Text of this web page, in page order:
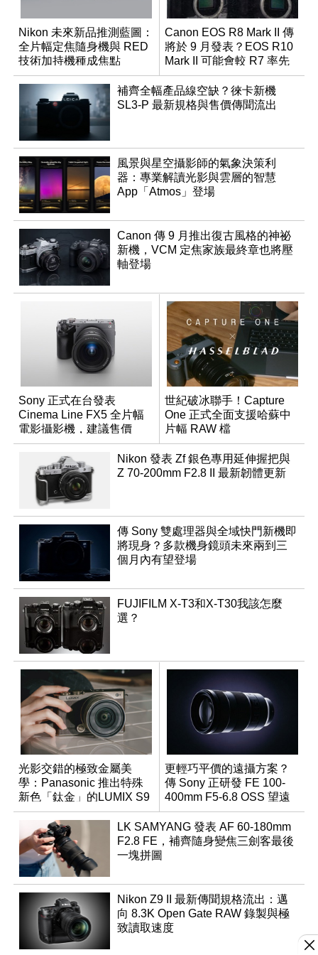
Nikon 未來新品推測藍圖：
全片幅定焦隨身機與 RED
技術加持機種成焦點
Canon EOS R8 Mark II 傳
將於 9 月發表？EOS R10
Mark II 可能會較 R7 率先
推出
補齊全幅產品線空缺？徠卡新機
SL3-P 最新規格與售價傳聞流出
風景與星空攝影師的氣象決策利
器：專業解讀光影與雲層的智慧
App「Atmos」登場
Canon 傳 9 月推出復古風格的神祕
新機，VCM 定焦家族最終章也將壓
軸登場
Sony 正式在台發表
Cinema Line FX5 全片幅
電影攝影機，建議售價
NT$144,980
世紀破冰聯手！Capture
One 正式全面支援哈蘇中
片幅 RAW 檔
Nikon 發表 Zf 銀色專用延伸握把與
Z 70-200mm F2.8 II 最新韌體更新
傳 Sony 雙處理器與全域快門新機即
將現身？多款機身鏡頭未來兩到三
個月內有望登場
FUJIFILM X-T3和X-T30我該怎麼
選？
光影交錯的極致金屬美
學：Panasonic 推出特殊
新色「鈦金」的LUMIX S9
更輕巧平價的遠攝方案？
傳 Sony 正研發 FE 100-
400mm F5-6.8 OSS 望遠
變焦鏡頭
LK SAMYANG 發表 AF 60-180mm
F2.8 FE，補齊隨身變焦三劍客最後
一塊拼圖
Nikon Z9 II 最新傳聞規格流出：邁
向 8.3K Open Gate RAW 錄製與極
致讀取速度